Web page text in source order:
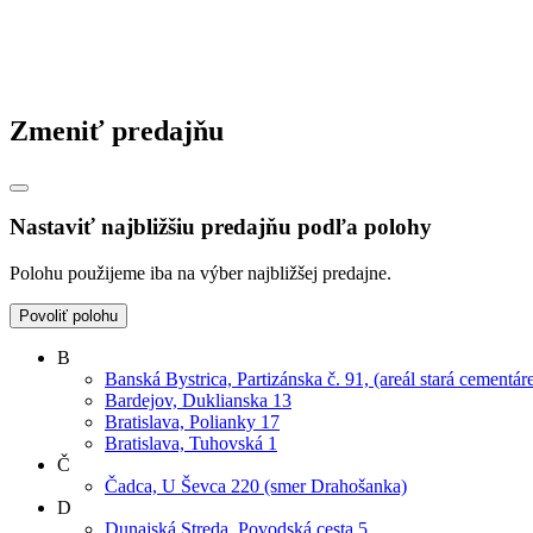
Zmeniť predajňu
Nastaviť najbližšiu predajňu podľa polohy
Polohu použijeme iba na výber najbližšej predajne.
Povoliť polohu
B
Banská Bystrica, Partizánska č. 91, (areál stará
Bardejov, Duklianska 13
Bratislava, Polianky 17
Bratislava, Tuhovská 1
Č
Čadca, U Ševca 220 (smer Drahošanka)
D